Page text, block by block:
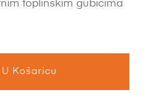
toplinskim gubicima
Košaricu